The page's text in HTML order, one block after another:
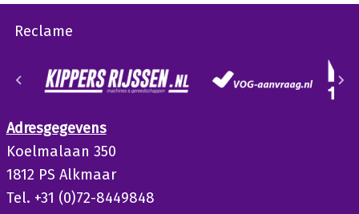
Reclame
Adresgegevens
Koelmalaan 350
1812 PS Alkmaar
Tel. +31 (0)72-8449848